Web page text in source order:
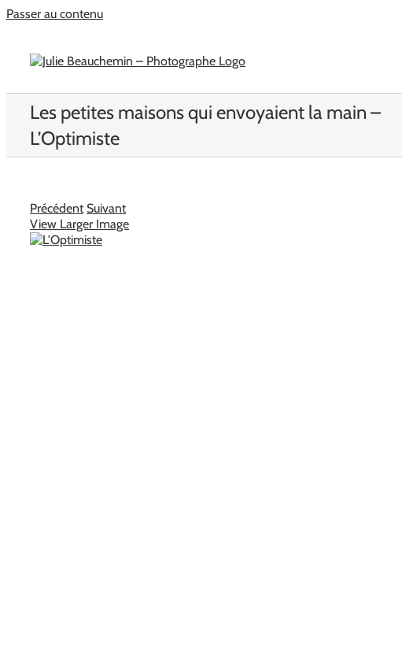
Passer au contenu
Les petites maisons qui envoyaient la main –
L’Optimiste
Précédent Suivant
View Larger Image